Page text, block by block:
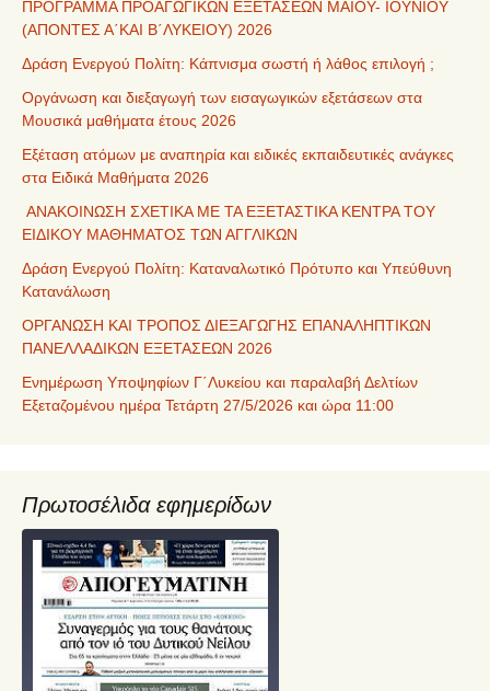
ΠΡΟΓΡΑΜΜΑ ΠΡΟΑΓΩΓΙΚΩΝ ΕΞΕΤΑΣΕΩΝ ΜΑΪΟΥ- ΙΟΥΝΙΟΥ
(ΑΠΟΝΤΕΣ Α΄ΚΑΙ Β΄ΛΥΚΕΙΟΥ) 2026
Δράση Ενεργού Πολίτη: Κάπνισμα σωστή ή λάθος επιλογή ;
Οργάνωση και διεξαγωγή των εισαγωγικών εξετάσεων στα
Μουσικά μαθήματα έτους 2026
Εξέταση ατόμων με αναπηρία και ειδικές εκπαιδευτικές ανάγκες
στα Ειδικά Μαθήματα 2026
ΑΝΑΚΟΙΝΩΣΗ ΣΧΕΤΙΚΑ ΜΕ ΤΑ ΕΞΕΤΑΣΤΙΚΑ ΚΕΝΤΡΑ ΤΟΥ
ΕΙΔΙΚΟΥ ΜΑΘΗΜΑΤΟΣ ΤΩΝ ΑΓΓΛΙΚΩΝ
Δράση Ενεργού Πολίτη: Καταναλωτικό Πρότυπο και Υπεύθυνη
Κατανάλωση
ΟΡΓΑΝΩΣΗ ΚΑΙ ΤΡΟΠΟΣ ΔΙΕΞΑΓΩΓΗΣ ΕΠΑΝΑΛΗΠΤΙΚΩΝ
ΠΑΝΕΛΛΑΔΙΚΩΝ ΕΞΕΤΑΣΕΩΝ 2026
Ενημέρωση Υποψηφίων Γ΄Λυκείου και παραλαβή Δελτίων
Εξεταζομένου ημέρα Τετάρτη 27/5/2026 και ώρα 11:00
Πρωτοσέλιδα εφημερίδων